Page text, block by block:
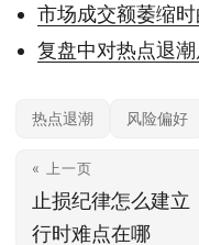
市场成交额萎缩
复盘中对热点退
热点退潮 风险偏好
« 上一页
止损纪律怎么建立
行时难点在哪